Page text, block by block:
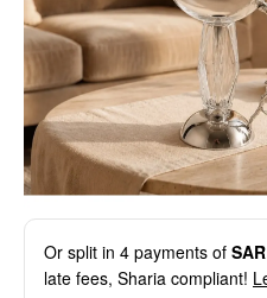
Or split in 4 payments of
late fees, Sharia compliant!